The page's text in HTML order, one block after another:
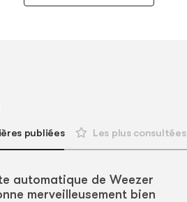
publiées Les plus consultées
automatique de Weezer
merveilleusement bien